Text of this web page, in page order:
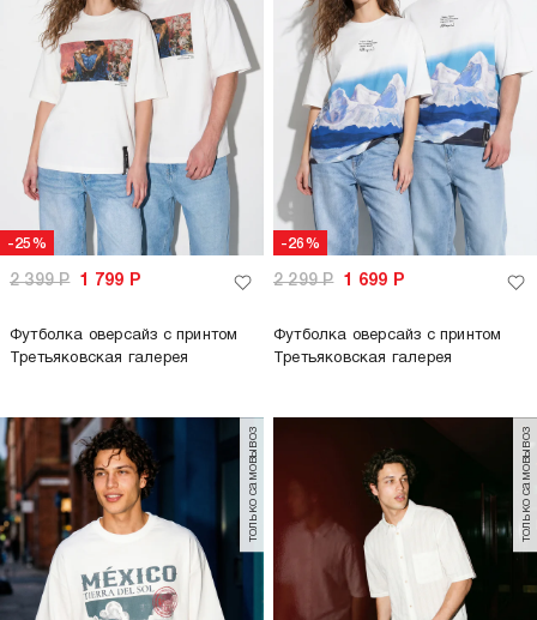
-25%
2 399Р 1 799 Р
Футболка оверсайз с принтом
Третьяковская галерея
-26%
2 299Р 1 699 Р
Футболка оверсайз с принтом
Третьяковская галерея
только самовывоз только самовывоз